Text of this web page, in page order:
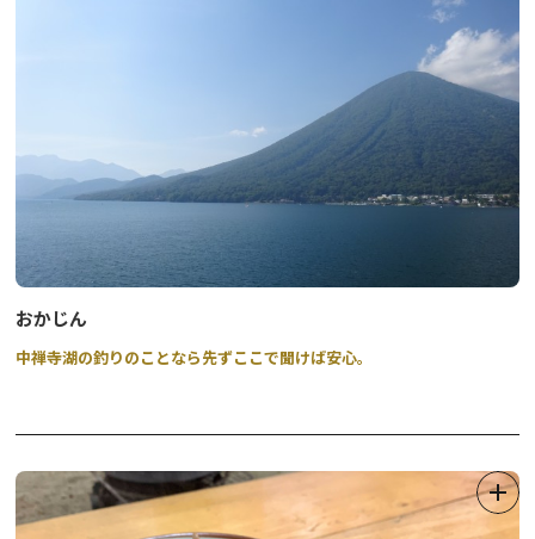
おかじん
中禅寺湖の釣りのことなら先ずここで聞けば安心。